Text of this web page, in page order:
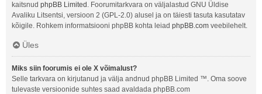
kaitsnud phpBB Limited . Foorumitarkvara on väljalastud GNU Üldise
Avaliku Litsentsi, versioon 2 (GPL-2.0) alusel ja on täiesti tasuta kasutatav
kõigile. Rohkem informatsiooni phpBB kohta leiad phpBB.com veebilehelt.
Üles
Miks siin foorumis ei ole X võimalust?
Selle tarkvara on kirjutanud ja välja andnud phpBB Limited ™. Oma soove
tulevaste versioonide suhtes saad avaldada phpBB.com